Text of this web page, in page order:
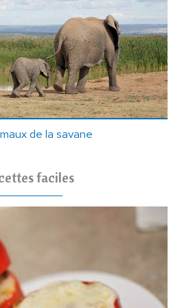
de la savane
faciles